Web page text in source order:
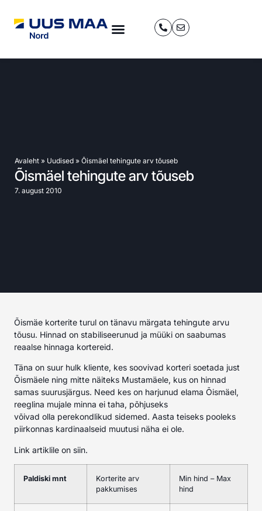
Avaleht » Uudised » Õismäel tehingute arv tõuseb
Õismäel tehingute arv tõuseb
7. august 2010
Õismäe korterite turul on tänavu märgata tehingute arvu
tõusu. Hinnad on stabiliseerunud ja müüki on saabumas
reaalse hinnaga kortereid.
Täna on suur hulk kliente, kes soovivad korteri soetada just
Õismäele ning mitte näiteks Mustamäele, kus on hinnad
samas suurusjärgus. Need kes on harjunud elama Õismäel,
reeglina mujale minna ei taha, põhjuseks
võivad olla perekondlikud sidemed. Aasta teiseks pooleks
piirkonnas kardinaalseid muutusi näha ei ole.
Link artiklile on siin.
Paldiski mnt
Korterite arv
pakkumises
Min hind – Max
hind